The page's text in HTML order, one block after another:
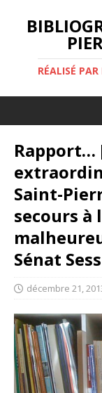
RÉALISÉ
Rapport…
Saint-
secours à
Sénat
décembre 21,